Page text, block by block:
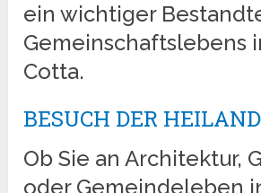
ein wichtiger
Gemeinschaftslebens
Cotta.
BESUCH DER
Ob Sie an Architektur,
oder Gemeindeleben